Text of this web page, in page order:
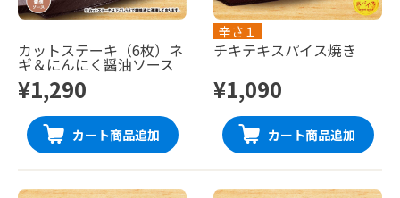
カットステーキ（6枚）ネ
ギ＆にんにく醤油ソース
¥1,290
カート商品追加
辛さ１
チキテキスパイス焼き
¥1,090
カート商品追加